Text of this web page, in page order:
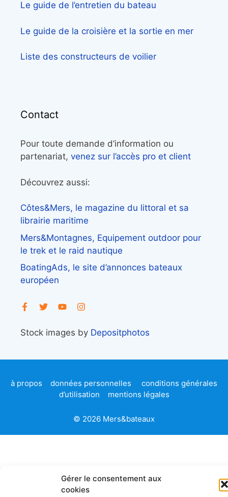
Gérer le consentement aux
cookies
Le guide de l’entretien du bateau
Le guide de la croisière et la sortie en mer
Liste des constructeurs de voilier
Contact
Pour toute demande d’information ou
partenariat, venez sur l’accès pro et client
Découvrez aussi:
Côtes&Mers, le magazine du littoral et sa
librairie maritime
Mers&Montagnes, Equipement outdoor pour
le trek et le raid nautique
BoatingAds, le site d’annonces bateaux
européen
Stock images by Depositphotos
à propos données personnelles
conditions générales
d’utilisation
mentions légales
© 2026 Mers&bateaux